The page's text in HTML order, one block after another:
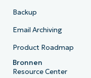
Backup
Email Archiving
Product Roadmap
Bronnen
Resource Center